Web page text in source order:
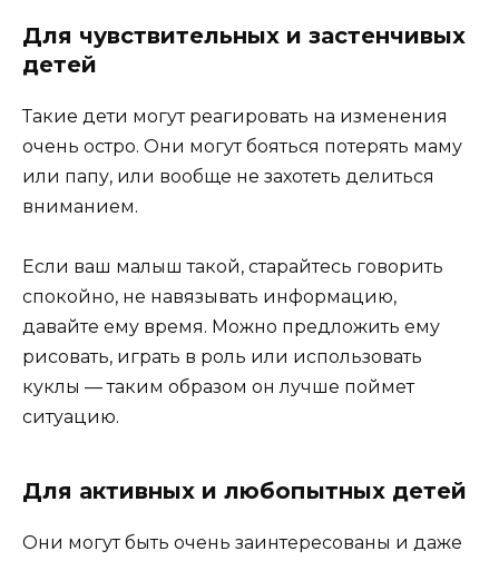
Для чувствительных и застенчивых
детей
Такие дети могут реагировать на изменения
очень остро. Они могут бояться потерять маму
или папу, или вообще не захотеть делиться
вниманием.
Если ваш малыш такой, старайтесь говорить
спокойно, не навязывать информацию,
давайте ему время. Можно предложить ему
рисовать, играть в роль или использовать
куклы — таким образом он лучше поймет
ситуацию.
Для активных и любопытных детей
Они могут быть очень заинтересованы и даже